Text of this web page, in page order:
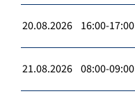
20.08.2026 16:00-17:00
21.08.2026 08:00-09:00